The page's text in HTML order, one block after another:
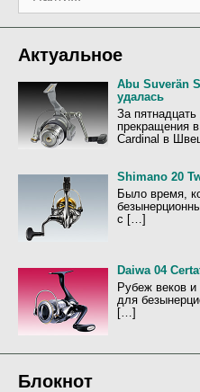
ц
и
з
а
п
и
с
к
Актуальное
Abu Suverän
удалась
За
прекращения
Cardinal в
Shimano 20
Было время,
с […]
Daiwa 04
Рубеж веков и
для
[…]
Блокнот